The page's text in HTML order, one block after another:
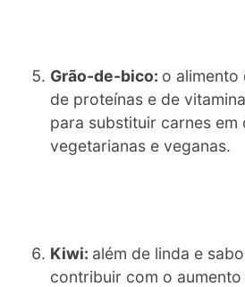
Grão-de-bico: o alimento
de proteínas e de
para substituir carnes em
vegetarianas e veganas.
Kiwi: além de linda e
contribuir com o